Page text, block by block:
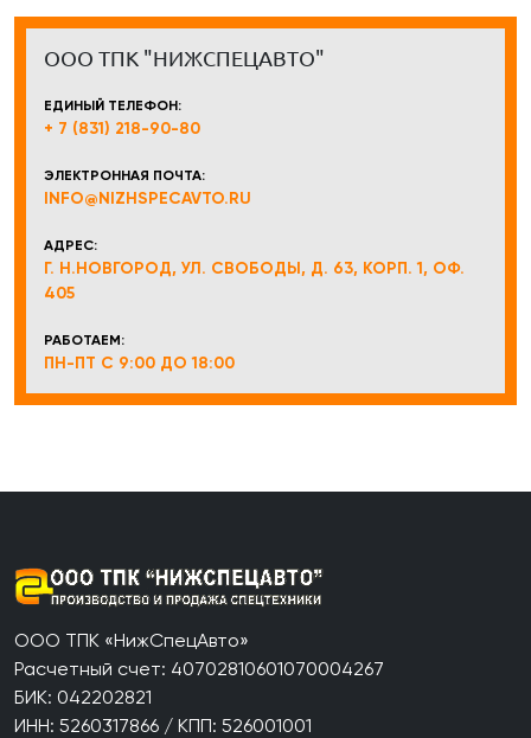
ООО ТПК "НИЖСПЕЦАВТО"
ЕДИНЫЙ ТЕЛЕФОН:
+ 7 (831) 218-90-80
ЭЛЕКТРОННАЯ ПОЧТА:
INFO@NIZHSPECAVTO.RU
АДРЕС:
Г. Н.НОВГОРОД, УЛ. СВОБОДЫ, Д. 63, КОРП. 1, ОФ.
405
РАБОТАЕМ:
ПН-ПТ С 9:00 ДО 18:00
ООО ТПК «НижСпецАвто»
Расчетный счет: 40702810601070004267
БИК: 042202821
ИНН: 5260317866 / КПП: 526001001